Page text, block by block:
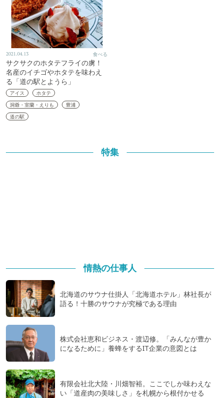
2021.04.13 食べる
サクサクのホタテフライの虜！
名産のイチゴやホタテを味わえ
る「道の駅とようら」
アイス
ホタテ
洞爺・室蘭・えりも
豊浦
道の駅
特集
情熱の仕事人
北海道のサウナ仕掛人「北海道ホテル」林社長が
語る！十勝のサウナが究極である理由
株式会社恵和ビジネス・渡辺修。「みんなが豊か
になるために」養蜂をするIT企業の意図とは
有限会社北大陸・川畑智裕。ここでしか味わえな
い「道産肉の美味しさ」を札幌から根付かせる